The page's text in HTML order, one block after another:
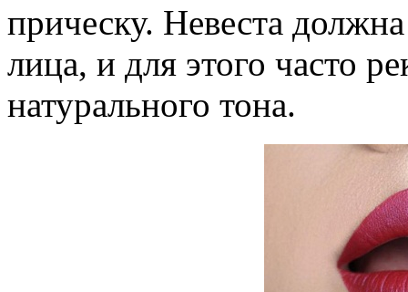
прическу. Невеста
лица, и для этого часто
натурального тона.